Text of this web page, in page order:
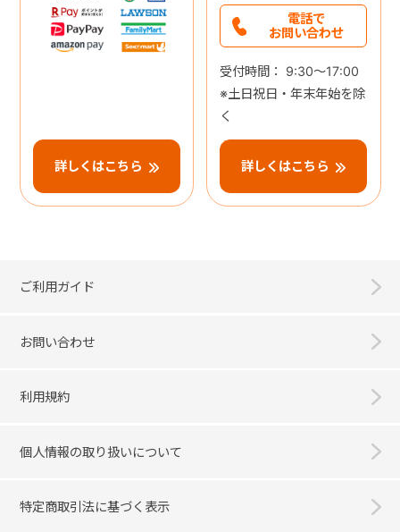
詳しくはこちら
電話で
お問い合わせ
受付時間： 9:30～17:00
※土日祝日・年末年始を除
く
詳しくはこちら
ご利用ガイド
お問い合わせ
利用規約
個人情報の取り扱いについて
特定商取引法に基づく表示